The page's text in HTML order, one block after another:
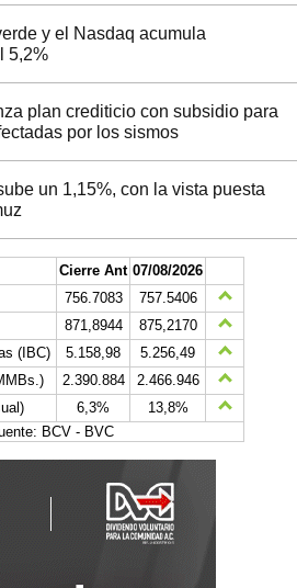
y el Nasdaq acumula
5,2%
plan crediticio con subsidio para
por los sismos
un 1,15%, con la vista puesta
Cierre Ant 07/08/2026
756.7083
757.5406
871,8944
875,2170
(IBC)
5.158,98
5.256,49
2.390.884
2.466.946
6,3%
13,8%
BCV - BVC